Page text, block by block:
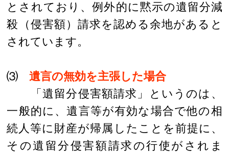
とされており、例外的に黙示の遺留分減
殺（侵害額）請求を認める余地があると
されています。
⑶遺言の無効を主張した場合
「遺留分侵害額請求」というのは、
一般的に、遺言等が有効な場合で他の相
続人等に財産が帰属したことを前提に、
その遺留分侵害額請求の行使がされま